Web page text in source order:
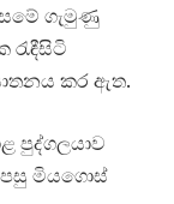
ගැමුණු
රැඳීසිටි
කර ඇත.
පුද්ගලයාව
මියගොස්